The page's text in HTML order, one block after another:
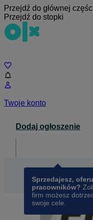
Przejdź do głównej
Przejdź do stopki
Twoje konto
Dodaj ogłoszenie
Sprzedajesz,
pracowników?
firm możesz
swoje cele.